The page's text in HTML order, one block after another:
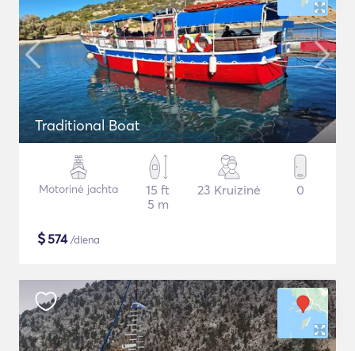
Traditional Boat
Motorinė jachta
15 ft
5 m
23 Kruizinė 0
$574/diena